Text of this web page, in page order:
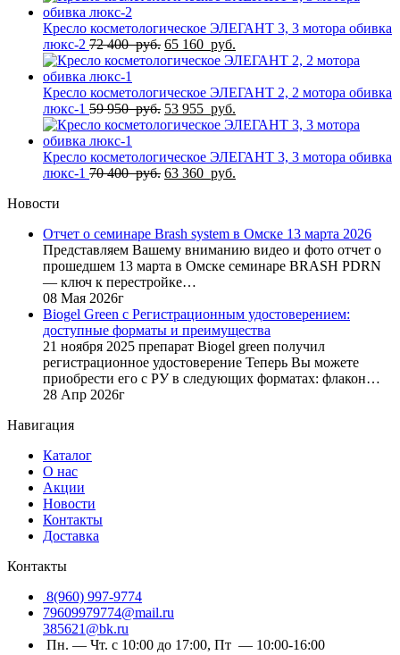
61
950
руб..
755
Кресло косметологическое ЭЛЕГАНТ 3, 3 мотора обивка
люкс-2 72 400руб. Первоначальная
цена
72
400
руб..
65 160 руб.
цена:
160
Кресло косметологическое ЭЛЕГАНТ 2, 2 мотора обивка
люкс-1 59 950руб. Первоначальная
цена
59
950
53 955 руб.
цена:
955
Кресло косметологическое ЭЛЕГАНТ 3, 3 мотора обивка
люкс-1 70 400руб. Первоначальная
400
руб..
63 360 руб.
руб..
Новости
Отчет о семинаре Brash system в Омске 13 марта 2026
Представляем Вашему вниманию видео и фото отчет о
прошедшем 13 марта в Омске семинаре BRASH PDRN
— ключ к перестройке…
08 Мая 2026г
Biogel Green с Регистрационным удостоверением:
доступные форматы и преимущества
21 ноября 2025 препарат Biogel green получил
регистрационное удостоверение Теперь Вы можете
приобрести его с РУ в следующих форматах: флакон…
28 Апр 2026г
Навигация
Каталог
О нас
Акции
Новости
Контакты
Доставка
Контакты
8(960) 997-9774
79609979774@mail.ru
385621@bk.ru
Пн. — Чт. с 10:00 до 17:00, Пт — 10:00-16:00